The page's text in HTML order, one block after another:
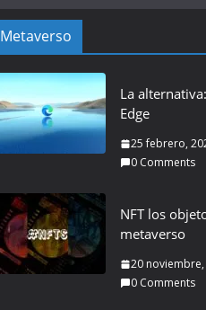
Metaverso
La
Edge
25 febrero,
0 Comments
NFT los
metaverso
20 noviembre,
0 Comments